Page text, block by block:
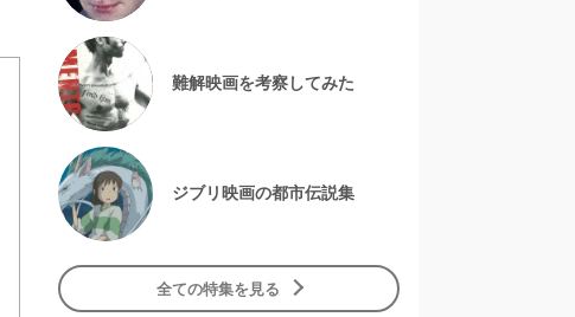
難解映画を考察してみた
ジブリ映画の都市伝説集
全ての特集を見る